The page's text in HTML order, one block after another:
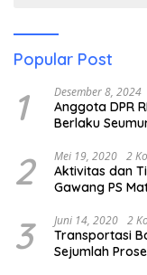
Popular Post
1 Desember 8, 2024
Anggota DPR
Berlaku
2 Mei 19, 2020 2
Aktivitas dan
Gawang PS
3 Juni 14, 2020 2
Transportasi
Sejumlah